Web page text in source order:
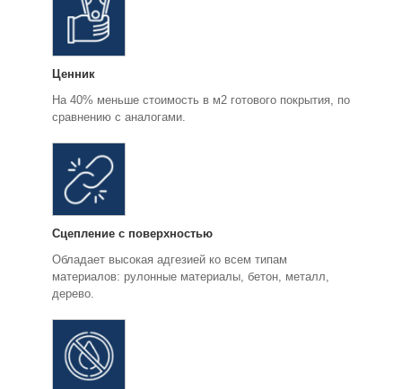
Ценник
На 40% меньше стоимость в м2 готового покрытия, по
сравнению с аналогами.
Сцепление с поверхностью
Обладает высокая адгезией ко всем типам
материалов: рулонные материалы, бетон, металл,
дерево.